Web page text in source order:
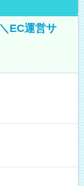
EC運営サ